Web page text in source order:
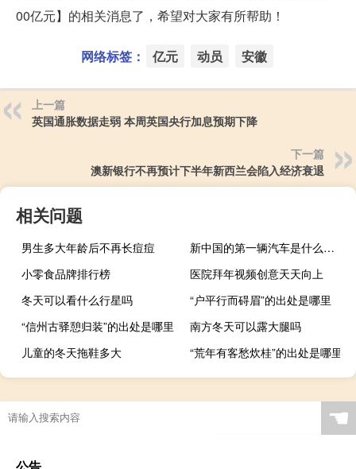
00亿元】的相关消息了，希望对大家有所帮助！
网络标签： 亿元 动员 安徽
上一篇
英国通胀数据走弱 本周英国央行加息预期下降
下一篇
澳新银行不再预计下半年新西兰会陷入经济衰退
相关问题
男生多大年龄后不再长痘痘
新中国的第一辆汽车是什么品牌（第一辆汽车是什么品牌）
小零食品牌排行榜
医院拜年视频创意天天向上
冬天可以看什么行星吗
“户平行而碍眉”的出处是哪里
“信州古驿憩归装”的出处是哪里
南方冬天可以露大腿吗
儿童的冬天拖鞋多大
“荒年有客愁炊桂”的出处是哪里
☚